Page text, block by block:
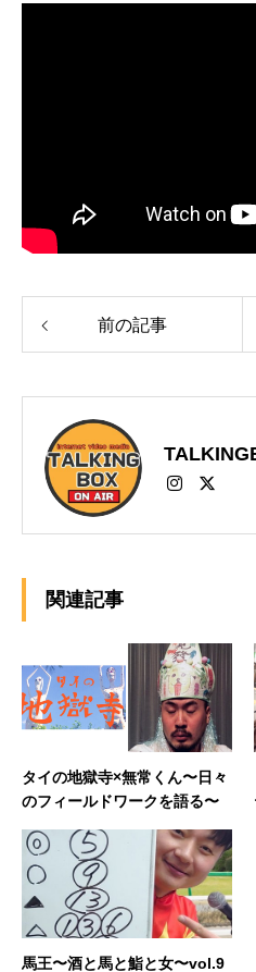
前の記事
関連記事
タイの地獄寺×無常くん〜日々
のフィールドワークを語る〜
馬王〜酒と馬と鮨と女〜vol.9